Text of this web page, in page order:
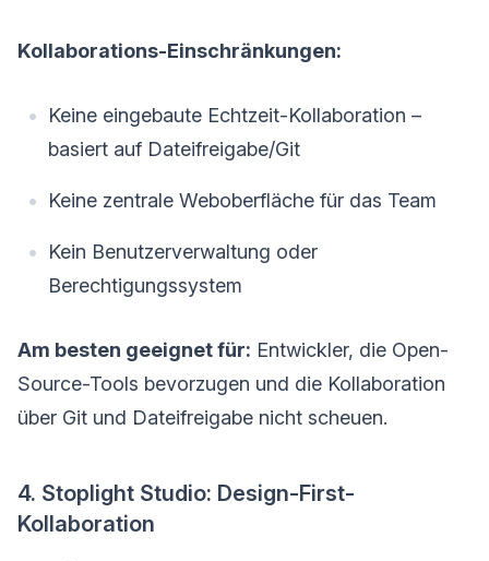
Kollaborations-Einschränkungen:
Keine eingebaute Echtzeit-Kollaboration –
basiert auf Dateifreigabe/Git
Keine zentrale Weboberfläche für das Team
Kein Benutzerverwaltung oder
Berechtigungssystem
Am besten geeignet für: Entwickler, die Open-
Source-Tools bevorzugen und die Kollaboration
über Git und Dateifreigabe nicht scheuen.
4. Stoplight Studio: Design-First-
Kollaboration